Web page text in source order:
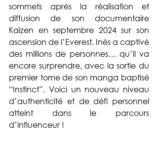
sommets après la réalisation et
diffusion de son documentaire
Kaizen en septembre 2024 sur son
ascension de l’Everest. Inès a captivé
des millions de personnes… qu’il va
encore surprendre, avec la sortie du
premier tome de son manga baptisé
“Instinct”. Voici un nouveau niveau
d’authenticité et de défi personnel
atteint dans le parcours
d’influenceur !